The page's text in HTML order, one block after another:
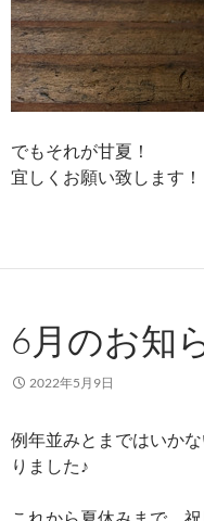
でもそれが甘夏！
宜しくお願い致します！
6月のお知
2022年5月9日
例年並みとまではいか
りました♪